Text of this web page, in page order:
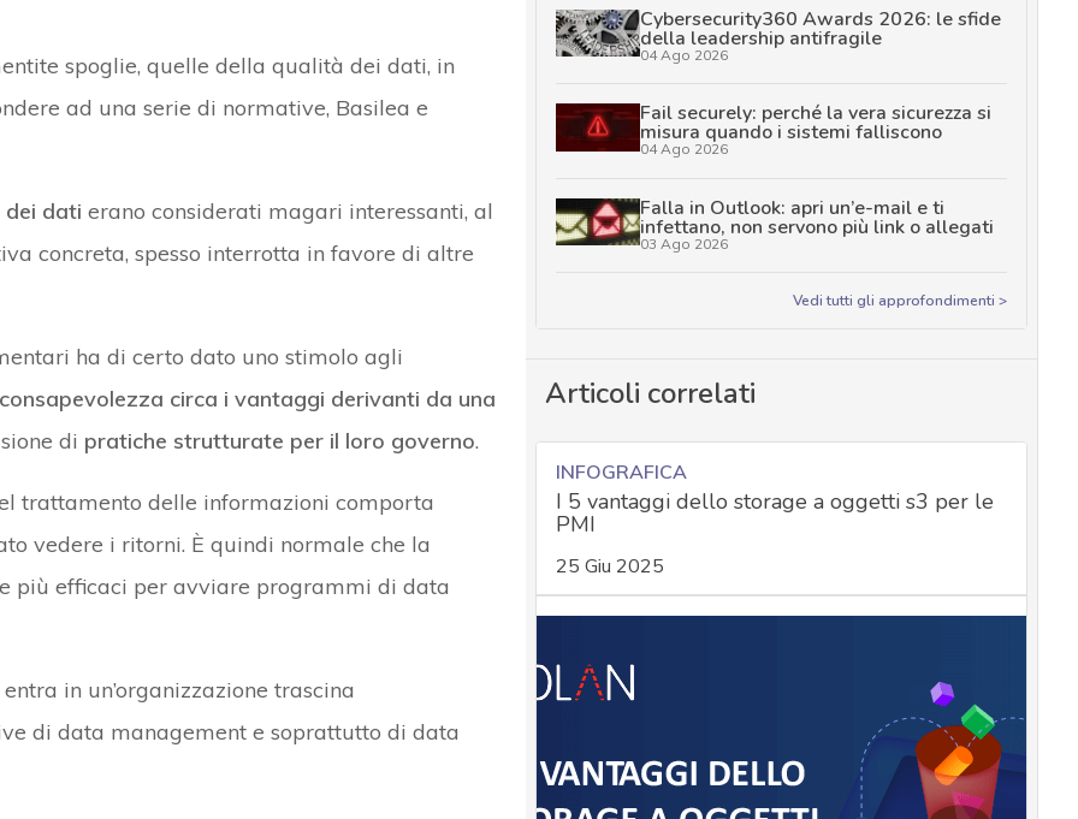
spoglie, quelle della qualità dei dati, in
ad una serie di normative, Basilea e
dei dati erano considerati magari interessanti, al
concreta, spesso interrotta in favore di altre
ha di certo dato uno stimolo agli
circa i vantaggi derivanti da una
di pratiche strutturate per il loro governo.
trattamento delle informazioni comporta
vedere i ritorni. È quindi normale che la
più efficaci per avviare programmi di data
in un’organizzazione trascina
di data management e soprattutto di data
Cybersecurity360 Awards 2026: le sfide
della leadership antifragile
04 Ago 2026
Fail securely: perché la vera sicurezza si
misura quando i sistemi falliscono
04 Ago 2026
Falla in Outlook: apri un’e-mail e ti
infettano, non servono più link o allegati
03 Ago 2026
Vedi tutti gli approfondimenti >
Articoli correlati
INFOGRAFICA
I 5 vantaggi dello storage a oggetti s3 per le
PMI
25 Giu 2025